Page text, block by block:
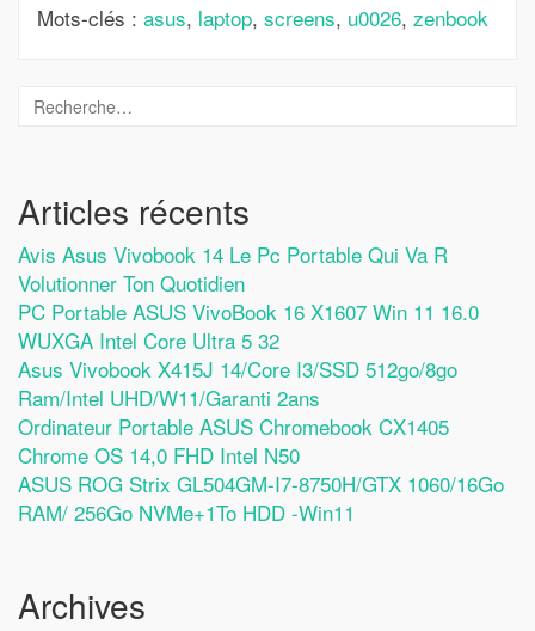
Mots-clés : asus, laptop, screens, u0026, zenbook
Articles récents
Avis Asus Vivobook 14 Le Pc Portable Qui Va R
Volutionner Ton Quotidien
PC Portable ASUS VivoBook 16 X1607 Win 11 16.0
WUXGA Intel Core Ultra 5 32
Asus Vivobook X415J 14/Core I3/SSD 512go/8go
Ram/Intel UHD/W11/Garanti 2ans
Ordinateur Portable ASUS Chromebook CX1405
Chrome OS 14,0 FHD Intel N50
ASUS ROG Strix GL504GM-I7-8750H/GTX 1060/16Go
RAM/ 256Go NVMe+1To HDD -Win11
Archives